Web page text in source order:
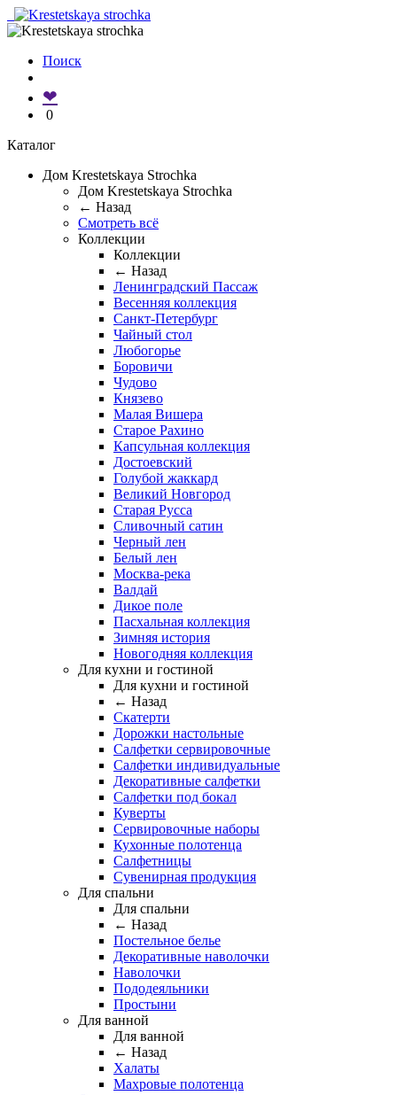
Поиск
❤
0
Каталог
Дом Krestetskaya Strochka
Дом Krestetskaya Strochka
← Назад
Смотреть всё
Коллекции
Коллекции
← Назад
Ленинградский Пассаж
Весенняя коллекция
Санкт-Петербург
Чайный стол
Любогорье
Боровичи
Чудово
Князево
Малая Вишера
Старое Рахино
Капсульная коллекция
Достоевский
Голубой жаккард
Великий Новгород
Старая Русса
Сливочный сатин
Черный лен
Белый лен
Москва-река
Валдай
Дикое поле
Пасхальная коллекция
Зимняя история
Новогодняя коллекция
Для кухни и гостиной
Для кухни и гостиной
← Назад
Скатерти
Дорожки настольные
Салфетки сервировочные
Салфетки индивидуальные
Декоративные салфетки
Салфетки под бокал
Куверты
Сервировочные наборы
Кухонные полотенца
Салфетницы
Сувенирная продукция
Для спальни
Для спальни
← Назад
Постельное белье
Декоративные наволочки
Наволочки
Пододеяльники
Простыни
Для ванной
Для ванной
← Назад
Халаты
Махровые полотенца